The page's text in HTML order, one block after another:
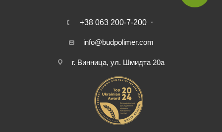
+38 063 200-7-200
info@budpolimer.com
г. Винница, ул. Шмидта 20а